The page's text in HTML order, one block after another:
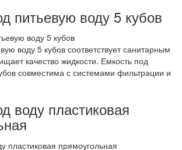
питьевую воду 5 кубов
воду 5 кубов соответствует санитарным
качество жидкости. Емкость под
совместима с системами фильтрации и
воду пластиковая